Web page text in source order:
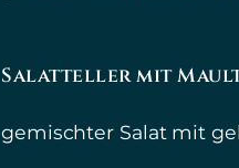
Salatteller mit
gemischter Salat mit